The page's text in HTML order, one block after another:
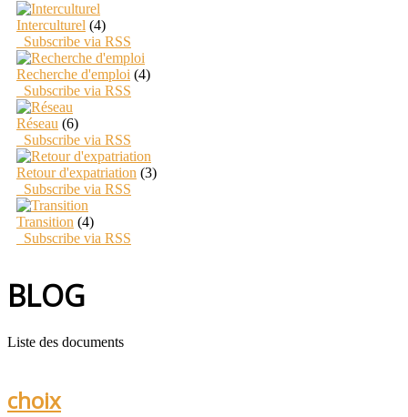
Interculturel (4)
Subscribe via RSS
Recherche d'emploi (4)
Subscribe via RSS
Réseau (6)
Subscribe via RSS
Retour d'expatriation (3)
Subscribe via RSS
Transition (4)
Subscribe via RSS
BLOG
Liste des documents
choix